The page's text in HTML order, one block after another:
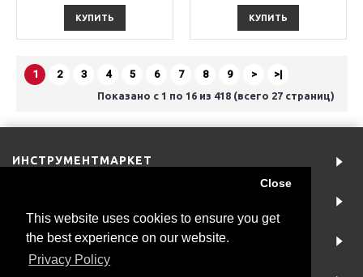
This website uses cookies to ensure you get
the best experience on our website.
Privacy Policy
Close
КУПИТЬ КУПИТЬ
1 2 3 4 5 6 7 8 9 > >|
Показано с 1 по 16 из 418 (всего 27 страниц)
ИНСТРУМЕНТМАРКЕТ
ИНФОРМАЦИЯ